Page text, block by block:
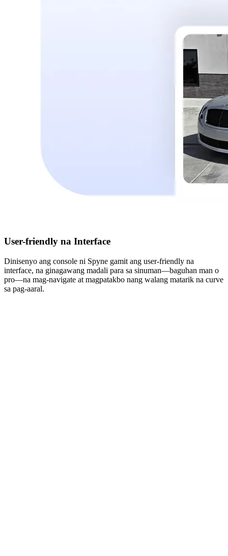
User-friendly na Interface
Dinisenyo ang console ni Spyne gamit ang user-friendly na
interface, na ginagawang madali para sa sinuman—baguhan man o
pro—na mag-navigate at magpatakbo nang walang matarik na curve
sa pag-aaral.